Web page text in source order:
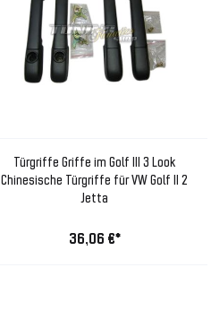
Türgriffe Griffe im Golf III 3 Look
Chinesische Türgriffe für VW Golf II 2
Jetta
36,06 €*